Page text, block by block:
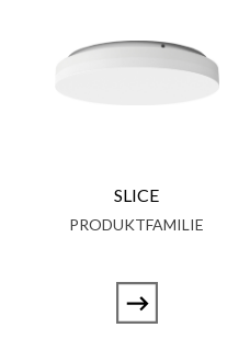
SLICE
PRODUKTFAMILIE